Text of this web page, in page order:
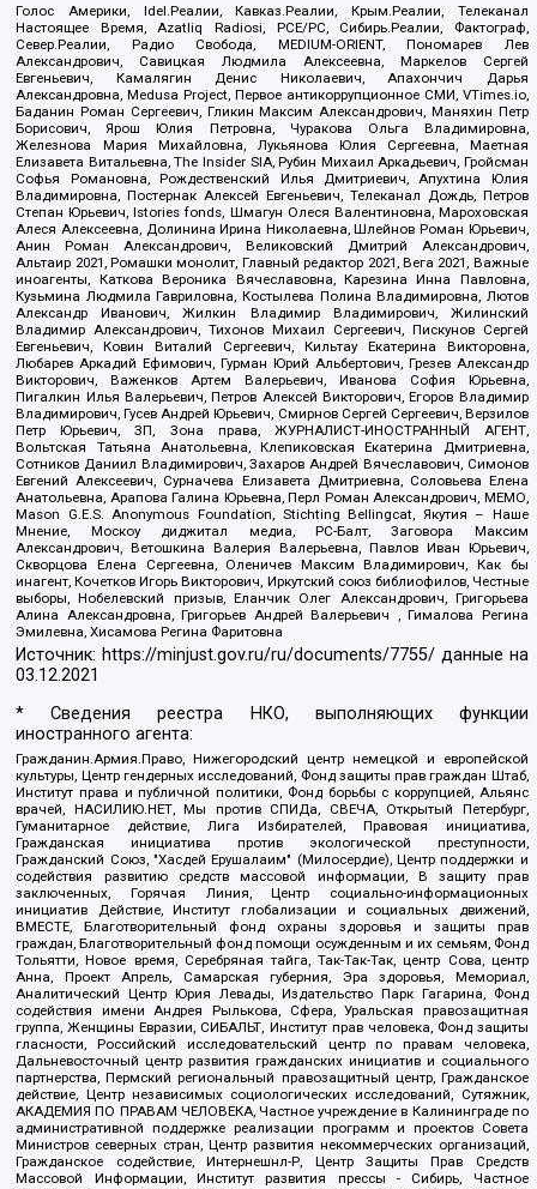
Голос Америки, Idel.Реалии, Кавказ.Реалии, Крым.Реалии, Телеканал
Настоящее Время, Azatliq Radiosi, PCE/PC, Сибирь.Реалии, Фактограф,
Север.Реалии, Радио Свобода, MEDIUM-ORIENT, Пономарев Лев
Александрович, Савицкая Людмила Алексеевна, Маркелов Сергей
Евгеньевич, Камалягин Денис Николаевич, Апахончич Дарья
Александровна, Medusa Project, Первое антикоррупционное СМИ, VTimes.io,
Баданин Роман Сергеевич, Гликин Максим Александрович, Маняхин Петр
Борисович, Ярош Юлия Петровна, Чуракова Ольга Владимировна,
Железнова Мария Михайловна, Лукьянова Юлия Сергеевна, Маетная
Елизавета Витальевна, The Insider SIA, Рубин Михаил Аркадьевич, Гройсман
Софья Романовна, Рождественский Илья Дмитриевич, Апухтина Юлия
Владимировна, Постернак Алексей Евгеньевич, Телеканал Дождь, Петров
Степан Юрьевич, Istories fonds, Шмагун Олеся Валентиновна, Мароховская
Алеся Алексеевна, Долинина Ирина Николаевна, Шлейнов Роман Юрьевич,
Анин Роман Александрович, Великовский Дмитрий Александрович,
Альтаир 2021, Ромашки монолит, Главный редактор 2021, Вега 2021, Важные
иноагенты, Каткова Вероника Вячеславовна, Карезина Инна Павловна,
Кузьмина Людмила Гавриловна, Костылева Полина Владимировна, Лютов
Александр Иванович, Жилкин Владимир Владимирович, Жилинский
Владимир Александрович, Тихонов Михаил Сергеевич, Пискунов Сергей
Евгеньевич, Ковин Виталий Сергеевич, Кильтау Екатерина Викторовна,
Любарев Аркадий Ефимович, Гурман Юрий Альбертович, Грезев Александр
Викторович, Важенков Артем Валерьевич, Иванова София Юрьевна,
Пигалкин Илья Валерьевич, Петров Алексей Викторович, Егоров Владимир
Владимирович, Гусев Андрей Юрьевич, Смирнов Сергей Сергеевич, Верзилов
Петр Юрьевич, ЗП, Зона права, ЖУРНАЛИСТ-ИНОСТРАННЫЙ АГЕНТ,
Вольтская Татьяна Анатольевна, Клепиковская Екатерина Дмитриевна,
Сотников Даниил Владимирович, Захаров Андрей Вячеславович, Симонов
Евгений Алексеевич, Сурначева Елизавета Дмитриевна, Соловьева Елена
Анатольевна, Арапова Галина Юрьевна, Перл Роман Александрович, МЕМО,
Mason G.E.S. Anonymous Foundation, Stichting Bellingcat, Якутия – Наше
Мнение, Москоу диджитал медиа, РС-Балт, Заговора Максим
Александрович, Ветошкина Валерия Валерьевна, Павлов Иван Юрьевич,
Скворцова Елена Сергеевна, Оленичев Максим Владимирович, Как бы
инагент, Кочетков Игорь Викторович, Иркутский союз библиофилов, Честные
выборы, Нобелевский призыв, Еланчик Олег Александрович, Григорьева
Алина Александровна, Григорьев Андрей Валерьевич , Гималова Регина
Эмилевна, Хисамова Регина Фаритовна
Источник: https://minjust.gov.ru/ru/documents/7755/ данные на
03.12.2021
* Сведения реестра НКО, выполняющих функции
иностранного агента:
Гражданин.Армия.Право, Нижегородский центр немецкой и европейской
культуры, Центр гендерных исследований, Фонд защиты прав граждан Штаб,
Институт права и публичной политики, Фонд борьбы с коррупцией, Альянс
врачей, НАСИЛИЮ.НЕТ, Мы против СПИДа, СВЕЧА, Открытый Петербург,
Гуманитарное действие, Лига Избирателей, Правовая инициатива,
Гражданская инициатива против экологической преступности,
Гражданский Союз, "Хасдей Ерушалаим" (Милосердие), Центр поддержки и
содействия развитию средств массовой информации, В защиту прав
заключенных, Горячая Линия, Центр социально-информационных
инициатив Действие, Институт глобализации и социальных движений,
ВМЕСТЕ, Благотворительный фонд охраны здоровья и защиты прав
граждан, Благотворительный фонд помощи осужденным и их семьям, Фонд
Тольятти, Новое время, Серебряная тайга, Так-Так-Так, центр Сова, центр
Анна, Проект Апрель, Самарская губерния, Эра здоровья, Мемориал,
Аналитический Центр Юрия Левады, Издательство Парк Гагарина, Фонд
содействия имени Андрея Рылькова, Сфера, Уральская правозащитная
группа, Женщины Евразии, СИБАЛЬТ, Институт прав человека, Фонд защиты
гласности, Российский исследовательский центр по правам человека,
Дальневосточный центр развития гражданских инициатив и социального
партнерства, Пермский региональный правозащитный центр, Гражданское
действие, Центр независимых социологических исследований, Сутяжник,
АКАДЕМИЯ ПО ПРАВАМ ЧЕЛОВЕКА, Частное учреждение в Калининграде по
административной поддержке реализации программ и проектов Совета
Министров северных стран, Центр развития некоммерческих организаций,
Гражданское содействие, Интернешнл-Р, Центр Защиты Прав Средств
Массовой Информации, Институт развития прессы - Сибирь, Частное